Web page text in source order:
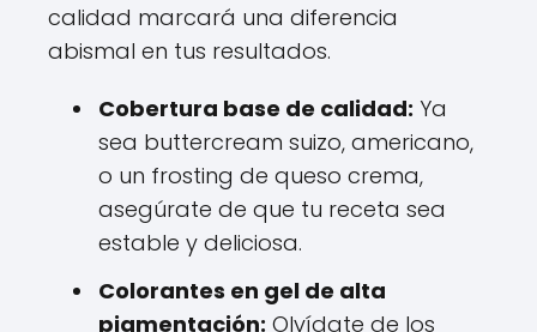
calidad marcará una diferencia
abismal en tus resultados.
Cobertura base de calidad: Ya
sea buttercream suizo, americano,
o un frosting de queso crema,
asegúrate de que tu receta sea
estable y deliciosa.
Colorantes en gel de alta
pigmentación: Olvídate de los